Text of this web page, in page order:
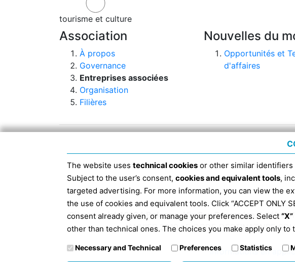
tourisme et culture
Association
À propos
Governance
Entreprises associées
Organisation
Filières
Nouvelles du
Opportunités et
d'affaires
Siège social 40124 Bologne, Via San Domenico 4, tél.
JANVIER 2019 LE CODE DESTINATAIRE SDI
Informations en
The website uses technical cookies or other similar identifiers
Subject to the user’s consent, cookies and equivalent tools,
targeted advertising. For more information, you can view the
the use of cookies and equivalent tools. Click “ACCEPT
consent already given, or manage your preferences. Select “X”
other than technical ones. The choices you make apply only
Necessary and Technical Preferences Statistics